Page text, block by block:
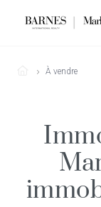
À vendre